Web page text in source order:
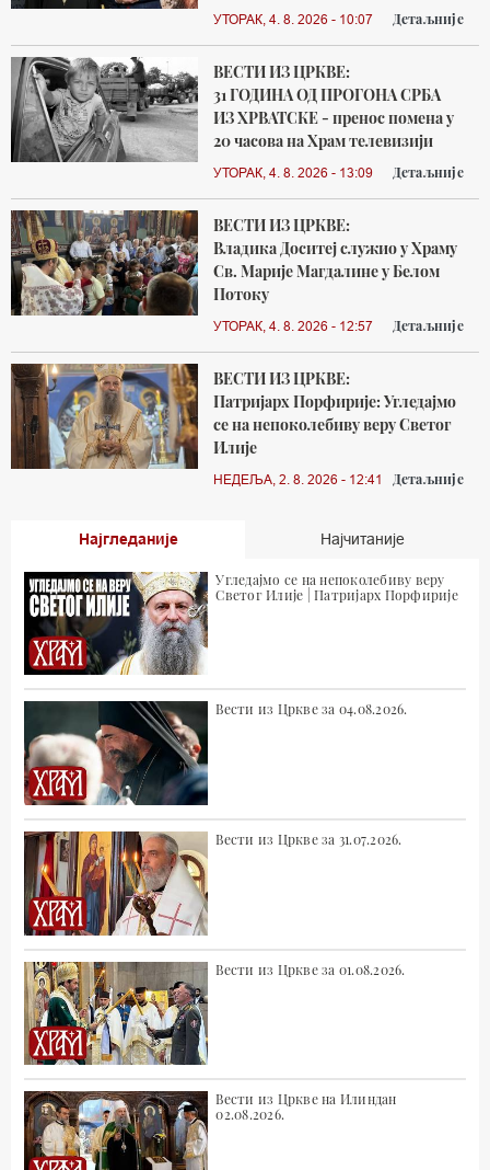
УТОРАК, 4. 8. 2026 - 10:07 Детаљније
ВЕСТИ ИЗ ЦРКВЕ:
31 ГОДИНА ОД ПРОГОНА СРБА
ИЗ ХРВАТСКЕ - пренос помена у
20 часова на Храм телевизији
УТОРАК, 4. 8. 2026 - 13:09 Детаљније
ВЕСТИ ИЗ ЦРКВЕ:
Владика Доситеј служио у Храму
Св. Марије Магдалине у Белом
Потоку
УТОРАК, 4. 8. 2026 - 12:57 Детаљније
ВЕСТИ ИЗ ЦРКВЕ:
Патријарх Порфирије: Угледајмо
се на непоколебиву веру Светог
Илије
НЕДЕЉА, 2. 8. 2026 - 12:41 Детаљније
Најгледаније Најчитаније
Угледајмо се на непоколебиву веру
Светог Илије | Патријарх Порфирије
Вести из Цркве за 04.08.2026.
Вести из Цркве за 31.07.2026.
Вести из Цркве за 01.08.2026.
Вести из Цркве на Илиндан
02.08.2026.